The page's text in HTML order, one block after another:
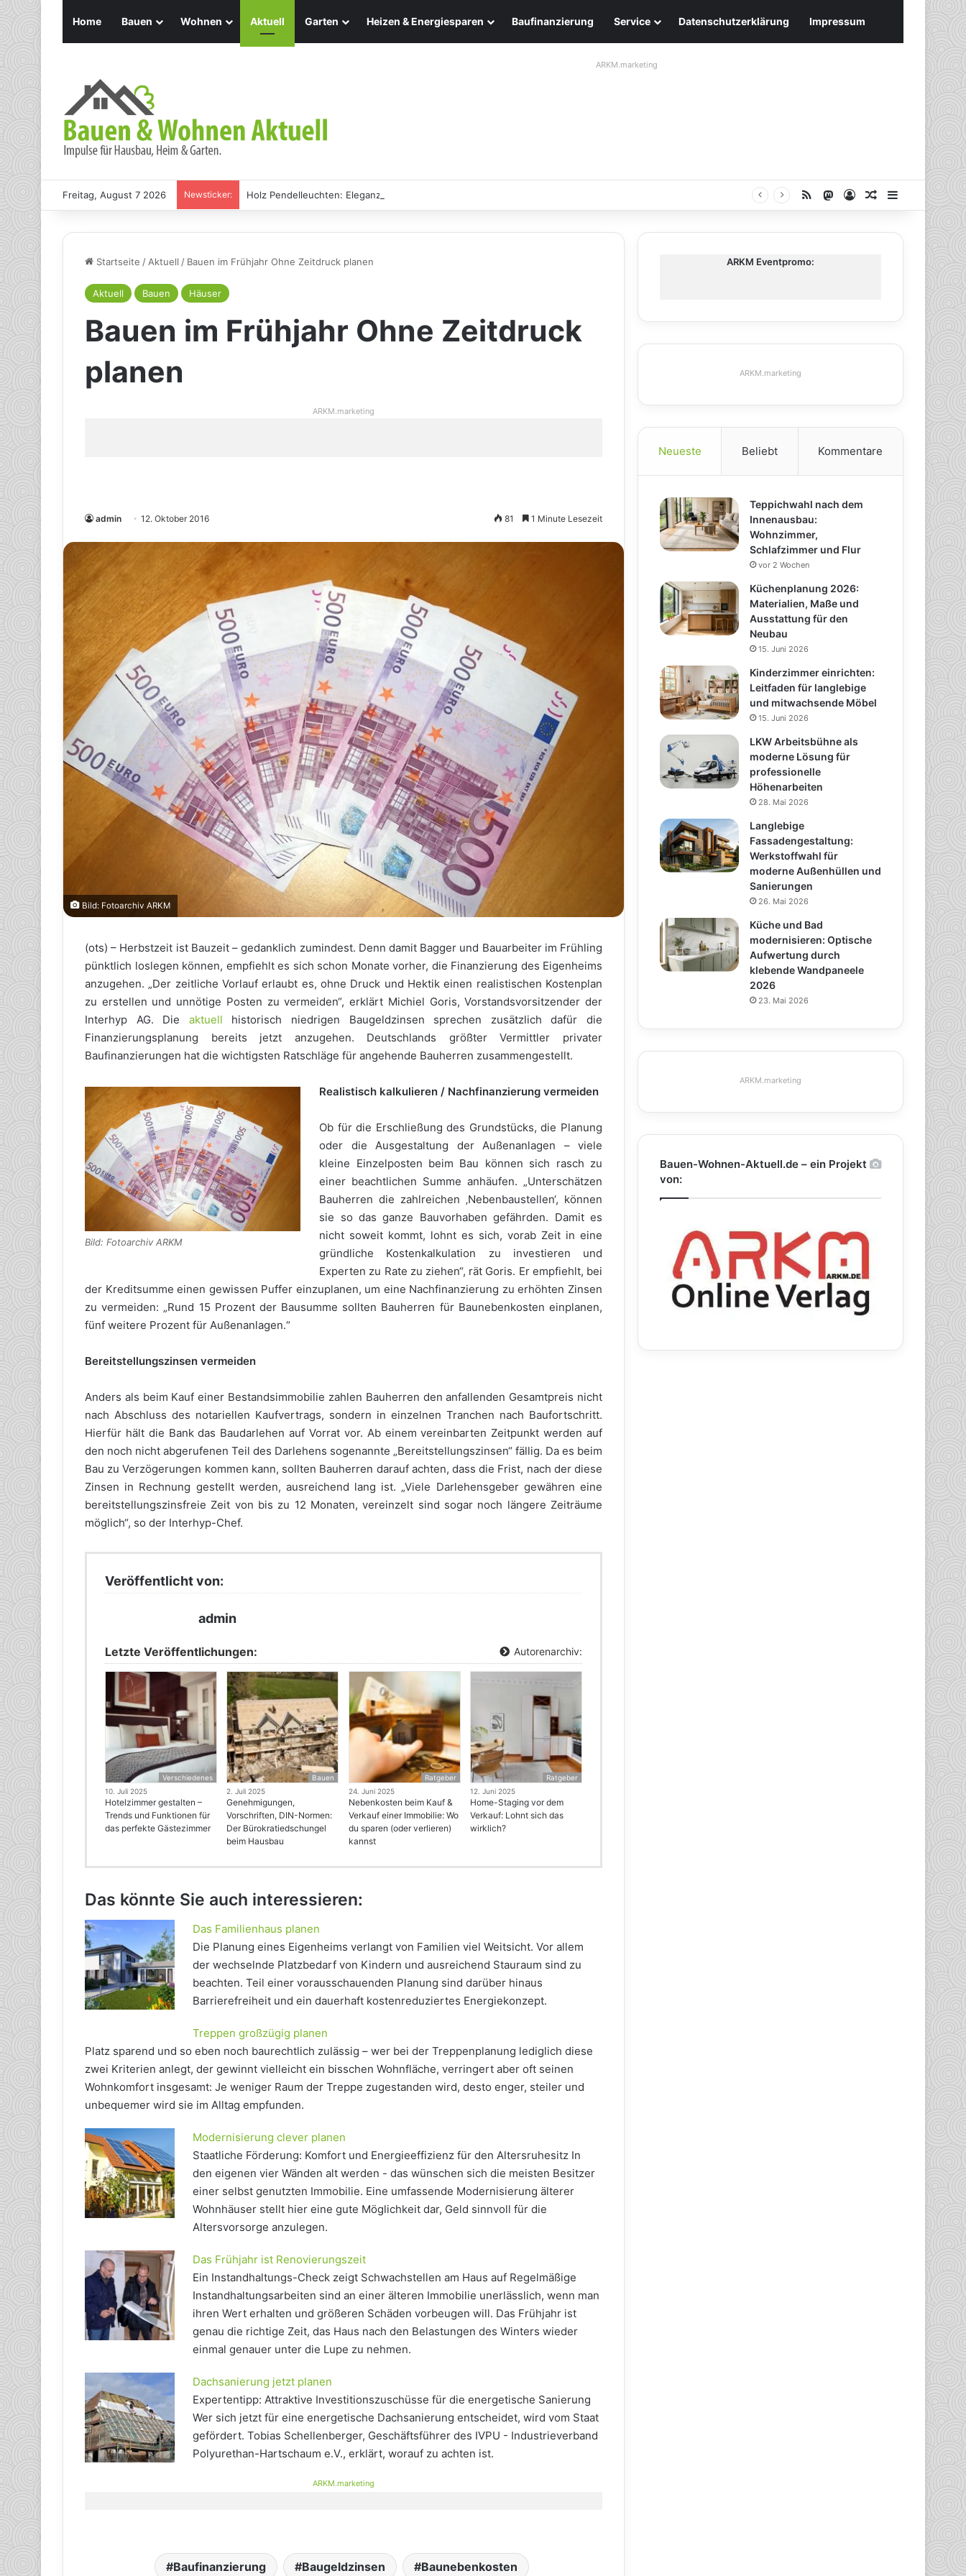
Home Bauen Wohnen Aktuell Garten Heizen & Energiesparen Baufinanzierung Service Datenschutzerklärung Impressum
ARKM.marketing
Freitag, August 7 2026 Newsticker: Holz Pendelleuchten: Eleganz und Nachhaltigkeit für Ihr Zuhause RSS Mastodon
AnmeldenZufälliger
Startseite /Aktuell / Bauen im Frühjahr Ohne Zeitdruck planen
Aktuell Bauen Häuser
Bauen im Frühjahr Ohne Zeitdruck
planen
ARKM.marketing
admin 12. Oktober 2016 81 1 Minute Lesezeit
Bild: Fotoarchiv ARKM
(ots) – Herbstzeit ist Bauzeit – gedanklich zumindest. Denn damit Bagger und Bauarbeiter im Frühling
pünktlich loslegen können, empfiehlt es sich schon Monate vorher, die Finanzierung des Eigenheims
anzugehen. „Der zeitliche Vorlauf erlaubt es, ohne Druck und Hektik einen realistischen Kostenplan
zu erstellen und unnötige Posten zu vermeiden“, erklärt Michiel Goris, Vorstandsvorsitzender der
Interhyp AG. Die aktuell historisch niedrigen Baugeldzinsen sprechen zusätzlich dafür die
Finanzierungsplanung bereits jetzt anzugehen. Deutschlands größter Vermittler privater
Baufinanzierungen hat die wichtigsten Ratschläge für angehende Bauherren zusammengestellt.
Bild: Fotoarchiv ARKM
Realistisch kalkulieren / Nachfinanzierung vermeiden
Ob für die Erschließung des Grundstücks, die Planung
oder die Ausgestaltung der Außenanlagen – viele
kleine Einzelposten beim Bau können sich rasch zu
einer beachtlichen Summe anhäufen. „Unterschätzen
Bauherren die zahlreichen ‚Nebenbaustellen‘, können
sie so das ganze Bauvorhaben gefährden. Damit es
nicht soweit kommt, lohnt es sich, vorab Zeit in eine
gründliche Kostenkalkulation zu investieren und
Experten zu Rate zu ziehen“, rät Goris. Er empfiehlt, bei
der Kreditsumme einen gewissen Puffer einzuplanen, um eine Nachfinanzierung zu erhöhten Zinsen
zu vermeiden: „Rund 15 Prozent der Bausumme sollten Bauherren für Baunebenkosten einplanen,
fünf weitere Prozent für Außenanlagen.“
Bereitstellungszinsen vermeiden
Anders als beim Kauf einer Bestandsimmobilie zahlen Bauherren den anfallenden Gesamtpreis nicht
nach Abschluss des notariellen Kaufvertrags, sondern in einzelnen Tranchen nach Baufortschritt.
Hierfür hält die Bank das Baudarlehen auf Vorrat vor. Ab einem vereinbarten Zeitpunkt werden auf
den noch nicht abgerufenen Teil des Darlehens sogenannte „Bereitstellungszinsen“ fällig. Da es beim
Bau zu Verzögerungen kommen kann, sollten Bauherren darauf achten, dass die Frist, nach der diese
Zinsen in Rechnung gestellt werden, ausreichend lang ist. „Viele Darlehensgeber gewähren eine
bereitstellungszinsfreie Zeit von bis zu 12 Monaten, vereinzelt sind sogar noch längere Zeiträume
möglich“, so der Interhyp-Chef.
Veröffentlicht von:
admin
Letzte Veröffentlichungen: Autorenarchiv:
Verschiedenes
10. Juli 2025
Hotelzimmer gestalten –
Trends und Funktionen für
das perfekte Gästezimmer
Bauen
2. Juli 2025
Genehmigungen,
Vorschriften, DIN-Normen:
Der Bürokratiedschungel
beim Hausbau
Ratgeber
24. Juni 2025
Nebenkosten beim Kauf &
Verkauf einer Immobilie: Wo
du sparen (oder verlieren)
kannst
Ratgeber
12. Juni 2025
Home-Staging vor dem
Verkauf: Lohnt sich das
wirklich?
Das könnte Sie auch interessieren:
Das Familienhaus planen
Die Planung eines Eigenheims verlangt von Familien viel Weitsicht. Vor allem
der wechselnde Platzbedarf von Kindern und ausreichend Stauraum sind zu
beachten. Teil einer vorausschauenden Planung sind darüber hinaus
Barrierefreiheit und ein dauerhaft kostenreduziertes Energiekonzept.
Treppen großzügig planen
Platz sparend und so eben noch baurechtlich zulässig – wer bei der Treppenplanung lediglich diese
zwei Kriterien anlegt, der gewinnt vielleicht ein bisschen Wohnfläche, verringert aber oft seinen
Wohnkomfort insgesamt: Je weniger Raum der Treppe zugestanden wird, desto enger, steiler und
unbequemer wird sie im Alltag empfunden.
Modernisierung clever planen
Staatliche Förderung: Komfort und Energieeffizienz für den Altersruhesitz In
den eigenen vier Wänden alt werden - das wünschen sich die meisten Besitzer
einer selbst genutzten Immobilie. Eine umfassende Modernisierung älterer
Wohnhäuser stellt hier eine gute Möglichkeit dar, Geld sinnvoll für die
Altersvorsorge anzulegen.
Das Frühjahr ist Renovierungszeit
Ein Instandhaltungs-Check zeigt Schwachstellen am Haus auf Regelmäßige
Instandhaltungsarbeiten sind an einer älteren Immobilie unerlässlich, wenn man
ihren Wert erhalten und größeren Schäden vorbeugen will. Das Frühjahr ist
genau die richtige Zeit, das Haus nach den Belastungen des Winters wieder
einmal genauer unter die Lupe zu nehmen.
Dachsanierung jetzt planen
Expertentipp: Attraktive Investitionszuschüsse für die energetische Sanierung
Wer sich jetzt für eine energetische Dachsanierung entscheidet, wird vom Staat
gefördert. Tobias Schellenberger, Geschäftsführer des IVPU - Industrieverband
Polyurethan-Hartschaum e.V., erklärt, worauf zu achten ist.
ARKM.marketing
Baufinanzierung Baugeldzinsen Baunebenkosten
ARKM Eventpromo:
ARKM.marketing
Neueste Beliebt Kommentare
Teppichwahl nach dem
Innenausbau:
Wohnzimmer,
Schlafzimmer und Flur
vor 2 Wochen
Küchenplanung 2026:
Materialien, Maße und
Ausstattung für den
Neubau
15. Juni 2026
Kinderzimmer einrichten:
Leitfaden für langlebige
und mitwachsende Möbel
15. Juni 2026
LKW Arbeitsbühne als
moderne Lösung für
professionelle
Höhenarbeiten
28. Mai 2026
Langlebige
Fassadengestaltung:
Werkstoffwahl für
moderne Außenhüllen und
Sanierungen
26. Mai 2026
Küche und Bad
modernisieren: Optische
Aufwertung durch
klebende Wandpaneele
2026
23. Mai 2026
ARKM.marketing
Bauen-Wohnen-Aktuell.de – ein Projekt
von: